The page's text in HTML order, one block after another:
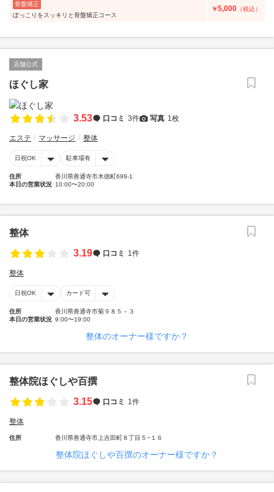
骨盤矯正
ぽっこりをスッキリと骨盤矯正コース
￥5,000 （税込）
店舗公式
ほぐし家
3.53 口コミ 3件 写真 1枚
エステ マッサージ 整体
日祝OK 駐車場有
住所
香川県善通寺市木徳町699-1
本日の営業状況 10:00〜20:00
整体
3.19
口コミ 1件
整体
日祝OK カード可
住所
香川県善通寺市菊９８５－３
本日の営業状況 9:00〜19:00
整体のオーナー様ですか？
整体院ほぐしや百撰
3.15
口コミ 1件
整体
住所 香川県善通寺市上吉田町８丁目５−１６
整体院ほぐしや百撰のオーナー様ですか？